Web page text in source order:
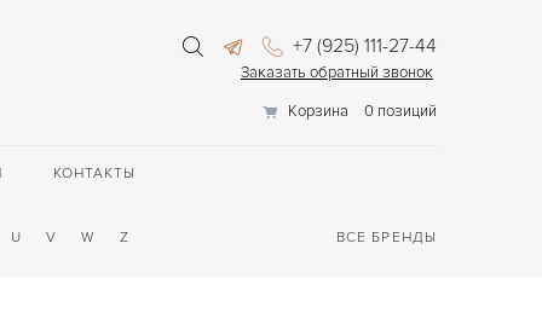
+7 (925) 111-27-44
Заказать обратный звонок
Корзина
0 позиций
КОНТАКТЫ
U V W Z ВСЕ БРЕНДЫ